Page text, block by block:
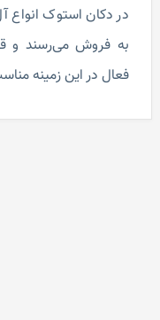
در دکان استوک انواع
به فروش می‌رسند و
فعال در این زمینه